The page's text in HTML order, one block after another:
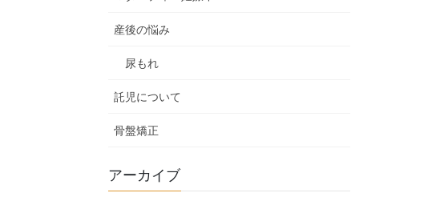
産後の悩み
尿もれ
託児について
骨盤矯正
アーカイブ